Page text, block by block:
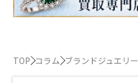
TOP コラム ブランドジュエリー